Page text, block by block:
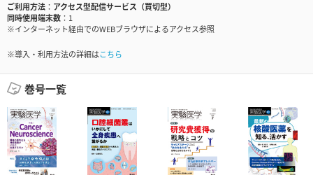
ご利用方法
アクセス型配信サービス（買切型）
同時使用端末数
1
※インターネット経由でのWEBブラウザによるアクセス参照
※導入・利用方法の詳細はこちら
巻号一覧